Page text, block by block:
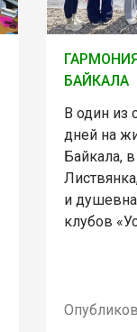
БАЙКАЛА
В один из
дней на
Байкала,
и
клубов